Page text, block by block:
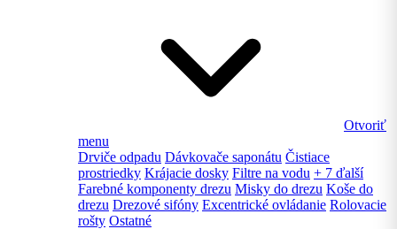
Otvoriť
menu
Drviče odpadu Dávkovače saponátu Čistiace
prostriedky Krájacie dosky Filtre na vodu + 7 ďalší
Farebné komponenty drezu Misky do drezu Koše do
drezu Drezové sifóny Excentrické ovládanie Rolovacie
rošty Ostatné